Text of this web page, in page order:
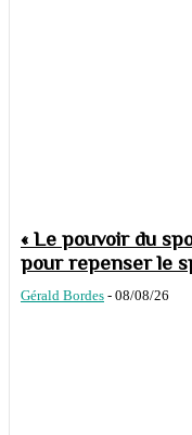
« Le pouvoir du
pour repenser le
Gérald Bordes - 08/08/26